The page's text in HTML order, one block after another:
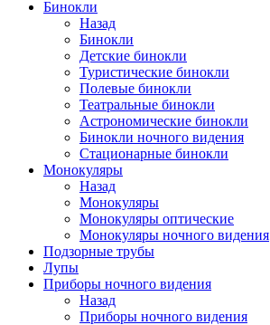
Бинокли
Назад
Бинокли
Детские бинокли
Туристические бинокли
Полевые бинокли
Театральные бинокли
Астрономические бинокли
Бинокли ночного видения
Стационарные бинокли
Монокуляры
Назад
Монокуляры
Монокуляры оптические
Монокуляры ночного видения
Подзорные трубы
Лупы
Приборы ночного видения
Назад
Приборы ночного видения